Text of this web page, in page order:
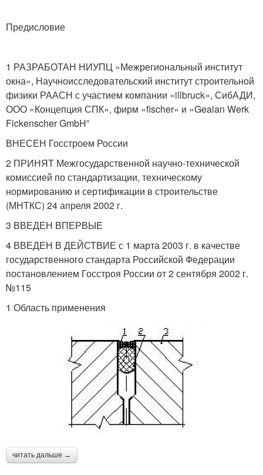
Предисловие
1 РАЗРАБОТАН НИУПЦ «Межрегиональный институт
окна», Научноисследовательский институт строительной
физики РААСН с участием компании «illbruck», СибАДИ,
ООО «Концепция СПК», фирм «fischer» и «Gealan Werk
Fickenscher GmbH”
ВНЕСЕН Госстроем России
2 ПРИНЯТ Межгосударственной научно-технической
комиссией по стандартизации, техническому
нормированию и сертификации в строительстве
(МНТКС) 24 апреля 2002 г.
3 ВВЕДЕН ВПЕРВЫЕ
4 ВВЕДЕН В ДЕЙСТВИЕ с 1 марта 2003 г. в качестве
государственного стандарта Российской Федерации
постановлением Госстроя России от 2 сентября 2002 г.
№115
1 Область применения
читать дальше →